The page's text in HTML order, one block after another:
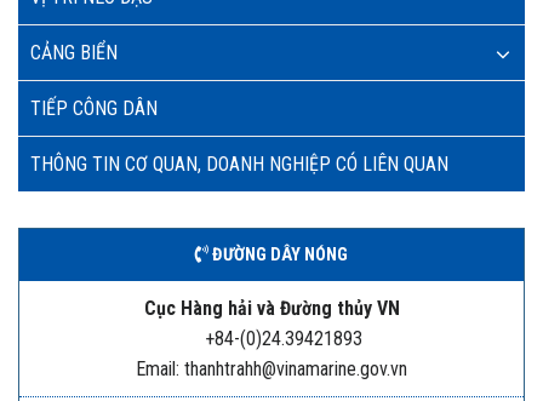
CẢNG BIỂN
TIẾP CÔNG DÂN
THÔNG TIN CƠ QUAN, DOANH NGHIỆP CÓ LIÊN QUAN
ĐƯỜNG DÂY NÓNG
Cục Hàng hải và Đường thủy VN
+84-(0)24.39421893
Email: thanhtrahh@vinamarine.gov.vn